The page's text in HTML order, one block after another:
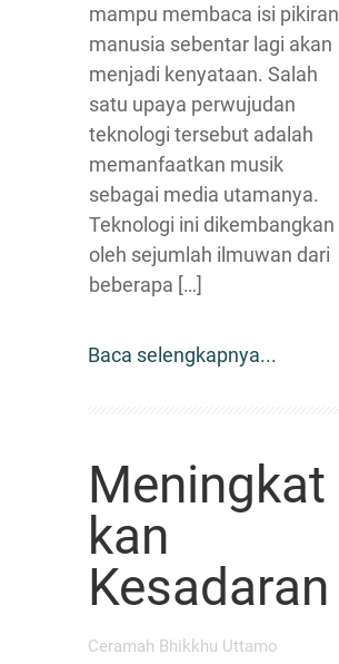
mampu membaca isi pikiran
manusia sebentar lagi akan
menjadi kenyataan. Salah
satu upaya perwujudan
teknologi tersebut adalah
memanfaatkan musik
sebagai media utamanya.
Teknologi ini dikembangkan
oleh sejumlah ilmuwan dari
beberapa […]
Baca selengkapnya...
Meningkat
kan
Kesadaran
Ceramah Bhikkhu Uttamo